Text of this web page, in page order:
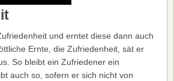
und erntet diese dann auch
Ernte, die Zufriedenheit, sät er
So bleibt ein Zufriedener ein
auch so, sofern er sich nicht von